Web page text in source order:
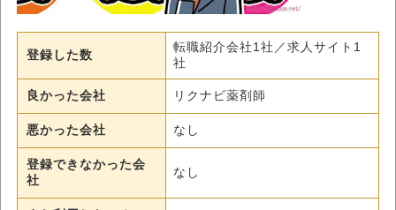
登録した数
転職紹介会社1社／求人サイト1
社
良かった会社 リクナビ薬剤師
悪かった会社 なし
登録できなかった会
社
なし